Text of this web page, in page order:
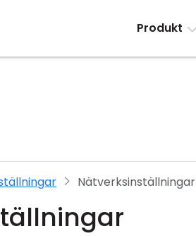
Produkt
Nätverksinställningar